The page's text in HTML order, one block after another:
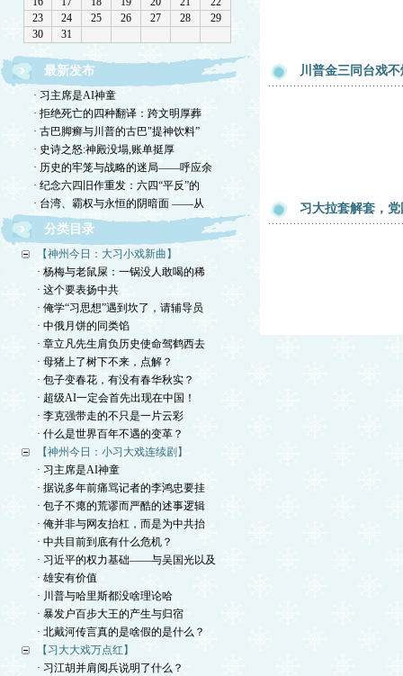
最新发布
· 习主席是AI神童
· 拒绝死亡的四种翻译：跨文明厚葬
· 古巴脚癣与川普的古巴"提神饮料”
· 史诗之怒:神殿没塌,账单挺厚
· 历史的牢笼与战略的迷局——呼应余
· 纪念六四旧作重发：六四“平反”的
· 台湾、霸权与永恒的阴暗面 ——从
分类目录
【神州今日：大习小戏新曲】
· 杨梅与老鼠屎：一锅没人敢喝的稀
· 这个要表扬中共
· 俺学“习思想”遇到坎了，请辅导员
· 中俄月饼的同类馅
· 章立凡先生肩负历史使命驾鹤西去
· 母猪上了树下不来，点解？
· 包子变春花，有没有春华秋实？
· 超级AI一定会首先出现在中国！
· 李克强带走的不只是一片云彩
· 什么是世界百年不遇的变革？
【神州今日：小习大戏连续剧】
· 习主席是AI神童
· 据说多年前痛骂记者的李鸿忠要挂
· 包子不瘪的荒谬而严酷的述事逻辑
· 俺并非与网友抬杠，而是为中共抬
· 中共目前到底有什么危机？
· 习近平的权力基础——与吴国光以及
· 雄安有价值
· 川普与哈里斯都没啥理论哈
· 暴发户百步大王的产生与归宿
· 北戴河传言真的是啥假的是什么？
【习大大戏万点红】
· 习江胡并肩阅兵说明了什么？
川普金三同台戏
习大拉套解套，